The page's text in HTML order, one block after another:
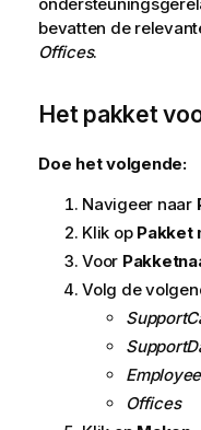
bevatten de
Offices.
Het pakket
Doe het volgende:
Navigeer naar
Klik op Pakket
Voor
Volg de
Offices